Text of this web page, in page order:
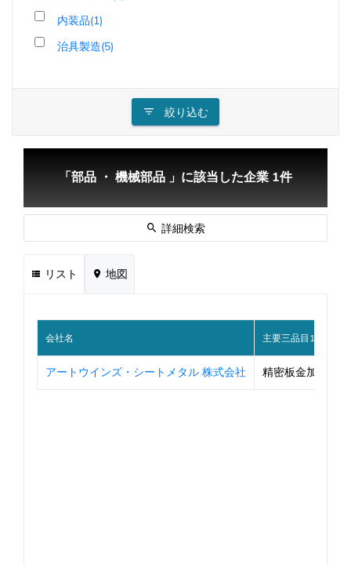
内装品(1)
治具製造(5)
絞り込む
「部品 ・ 機械部品 」に該当した企業 1件
詳細検索
リスト 地図
会社名 主要三品目1
アートウインズ・シートメタル 株式会社 精密板金加工品